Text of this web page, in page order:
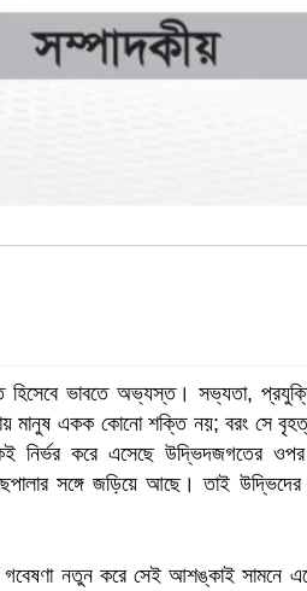
হিসেবে ভাবতে অভ্যস্ত। সভ্যতা,
মানুষ একক কোনো শক্তি নয়; বরং সে
করে এসেছে উদ্ভিদজগতের
সঙ্গে জড়িয়ে আছে। তাই
গবেষণা নতুন করে সেই আশঙ্কাই সামনে